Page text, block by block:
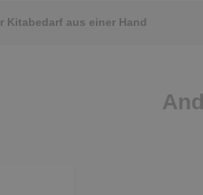
Kitabedarf aus einer Hand